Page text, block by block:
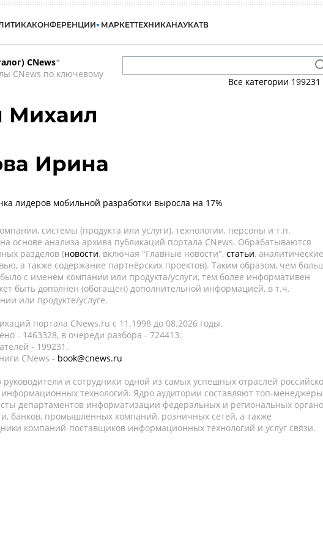
КОНФЕРЕНЦИИ МАРКЕТТЕХНИКАНАУКАТВ
CNews*
CNews по ключевому
Все категории 199231
Михаил
Ирина
лидеров мобильной разработки выросла на 17%
системы (продукта или услуги), технологии, персоны и т.п.
основе анализа архива публикаций портала CNews. Обрабатываются
разделов (новости, включая "Главные новости", статьи, аналитические
а также содержание партнёрских проектов). Таким образом, чем
с именем компании или продукта/услуги, тем более информативен
быть дополнен (обогащен) дополнительной информацией, в т.ч.
или продукте/услуге.
портала CNews.ru c 11.1998 до 08.2026 годы.
- 1463328, в очереди разбора - 724413.
- 199231.
CNews - book@cnews.ru
и сотрудники одной из самых успешных отраслей
технологий. Ядро аудитории составляют топ-
департаментов информатизации федеральных и региональных
банков, промышленных компаний, розничных сетей, а также
компаний-поставщиков информационных технологий и услуг связи.